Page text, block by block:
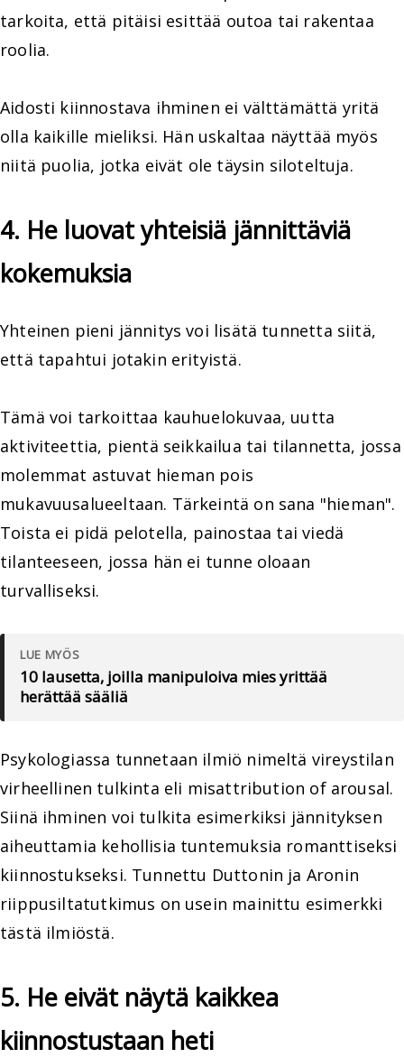
tarkoita, että pitäisi esittää outoa tai rakentaa
roolia.
Aidosti kiinnostava ihminen ei välttämättä yritä
olla kaikille mieliksi. Hän uskaltaa näyttää myös
niitä puolia, jotka eivät ole täysin siloteltuja.
4. He luovat yhteisiä jännittäviä
kokemuksia
Yhteinen pieni jännitys voi lisätä tunnetta siitä,
että tapahtui jotakin erityistä.
Tämä voi tarkoittaa kauhuelokuvaa, uutta
aktiviteettia, pientä seikkailua tai tilannetta, jossa
molemmat astuvat hieman pois
mukavuusalueeltaan. Tärkeintä on sana "hieman".
Toista ei pidä pelotella, painostaa tai viedä
tilanteeseen, jossa hän ei tunne oloaan
turvalliseksi.
LUE MYÖS
10 lausetta, joilla manipuloiva mies yrittää
herättää sääliä
Psykologiassa tunnetaan ilmiö nimeltä vireystilan
virheellinen tulkinta eli misattribution of arousal.
Siinä ihminen voi tulkita esimerkiksi jännityksen
aiheuttamia kehollisia tuntemuksia romanttiseksi
kiinnostukseksi. Tunnettu Duttonin ja Aronin
riippusiltatutkimus on usein mainittu esimerkki
tästä ilmiöstä.
5. He eivät näytä kaikkea
kiinnostustaan heti